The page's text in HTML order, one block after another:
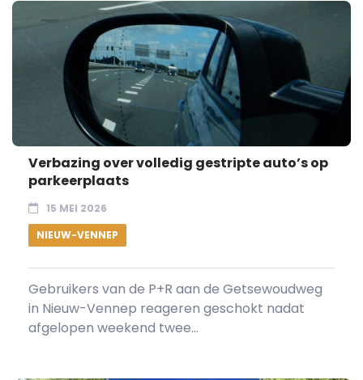
Verbazing over volledig gestripte auto’s op
parkeerplaats
15 MEI 2026
NIEUW-VENNEP
Gebruikers van de P+R aan de Getsewoudweg
in Nieuw-Vennep reageren geschokt nadat
afgelopen weekend twee...